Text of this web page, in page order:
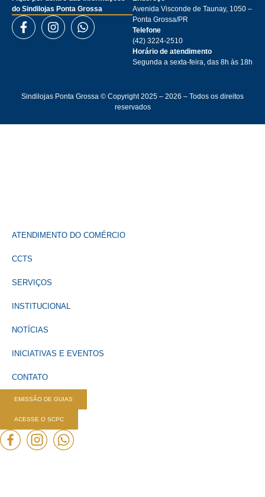
do Sindilojas Ponta Grossa
Avenida Visconde de Taunay, 1050 –
Ponta Grossa/PR
Telefone
(42) 3224-2510
Horário de atendimento
Segunda a sexta-feira, das 8h às 18h
Sindilojas Ponta Grossa © Copyright 2025 – 2026 – Todos os direitos
reservados
ATENDIMENTO DO COMÉRCIO
CCTS
SERVIÇOS
INSTITUCIONAL
NOTÍCIAS
INICIATIVAS E EVENTOS
CONTATO
EMISSÃO DE GUIAS
ACESSE O SCPC